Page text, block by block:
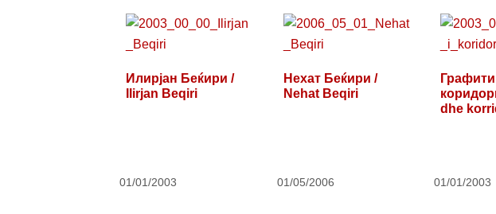
Илирјан Беќири /
Ilirjan Beqiri
01/01/2003
Нехат Беќири /
Nehat Beqiri
01/05/2006
dhe
01/01/2003